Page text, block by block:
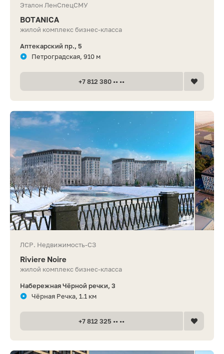
Эталон ЛенСпецСМУ
BOTANICA
жилой комплекс бизнес-класса
Аптекарский пр., 5
Петроградская, 910 м
+7 812 380 •• ••
ЛСР. Недвижимость-СЗ
Riviere Noire
жилой комплекс бизнес-класса
Набережная Чёрной речки, 3
Чёрная Речка, 1.1 км
+7 812 325 •• ••